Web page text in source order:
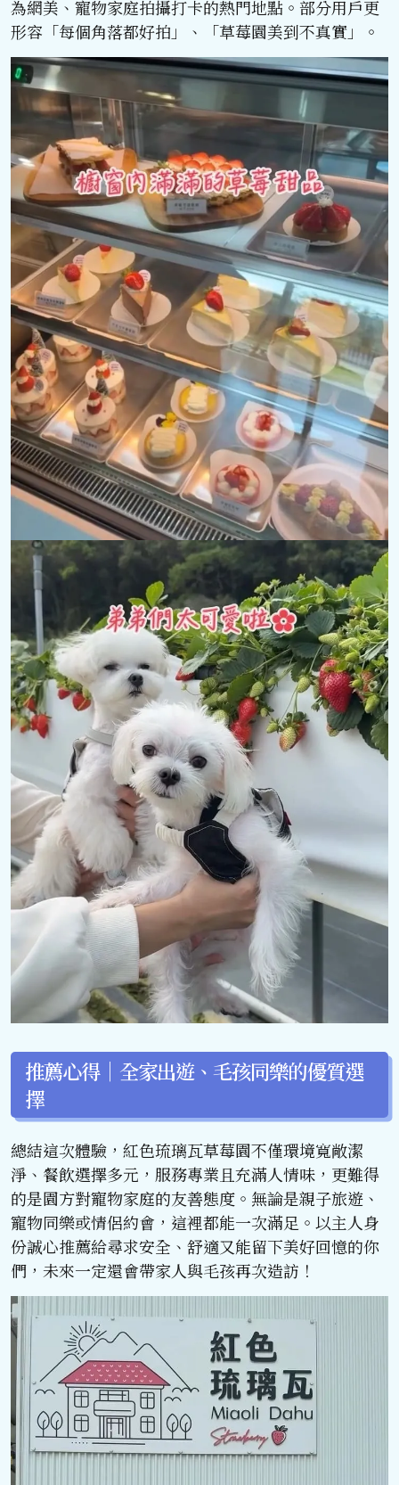
為網美、寵物家庭拍攝打卡的熱門地點。部分用戶更
形容「每個角落都好拍」、「草莓園美到不真實」。
推薦心得｜全家出遊、毛孩同樂的優質選
擇
總結這次體驗，紅色琉璃瓦草莓園不僅環境寬敞潔
淨、餐飲選擇多元，服務專業且充滿人情味，更難得
的是園方對寵物家庭的友善態度。無論是親子旅遊、
寵物同樂或情侶約會，這裡都能一次滿足。以主人身
份誠心推薦給尋求安全、舒適又能留下美好回憶的你
們，未來一定還會帶家人與毛孩再次造訪！